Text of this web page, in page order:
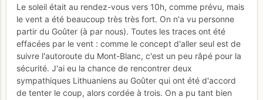
Le soleil était au rendez-vous vers 10h, comme prévu, mais
le vent a été beaucoup très très fort. On n'a vu personne
partir du Goûter (à par nous). Toutes les traces ont été
effacées par le vent : comme le concept d'aller seul est de
suivre l'autoroute du Mont-Blanc, c'est un peu râpé pour la
sécurité. J'ai eu la chance de rencontrer deux
sympathiques Lithuaniens au Goûter qui ont été d'accord
de tenter le coup, alors cordée à trois. On a pu tant bien